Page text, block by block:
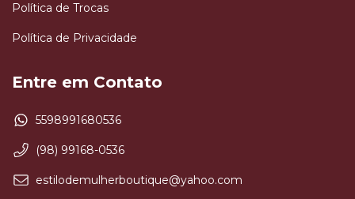
Política de Trocas
Política de Privacidade
Entre em Contato
5598991680536
(98) 99168-0536
estilodemulherboutique@yahoo.com